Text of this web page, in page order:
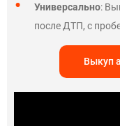
Универсально:
после ДТП, с
Выкуп